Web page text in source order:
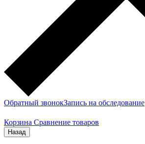
Обратный звонокЗапись на обследование
Корзина Сравнение товаров
Назад